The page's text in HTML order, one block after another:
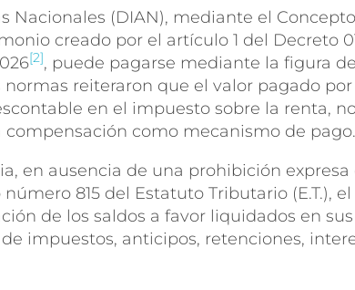
Nacionales (DIAN), mediante el
creado por el artículo 1 del Decreto
[2], puede pagarse mediante la figura
reiteraron que el valor pagado
en el impuesto sobre la renta,
como mecanismo de pago.
en ausencia de una prohibición expresa
815 del Estatuto Tributario (E.T.),
de los saldos a favor liquidados en
impuestos, anticipos, retenciones,